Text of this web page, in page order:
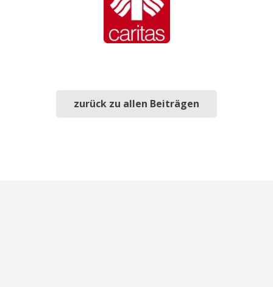
zurück zu allen Beiträgen